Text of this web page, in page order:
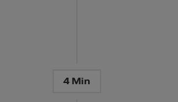
4 Min